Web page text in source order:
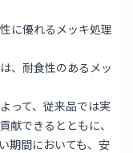
に優れるメッキ処理
、耐食性のあるメッ
って、従来品では実
献できるとともに、
期間においても、安